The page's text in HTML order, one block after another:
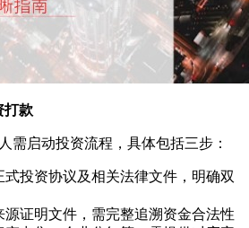
打款
需启动投资流程，具体包括三步：
投资协议及相关法律文件，明确双
源证明文件，需完整追溯资金合法性